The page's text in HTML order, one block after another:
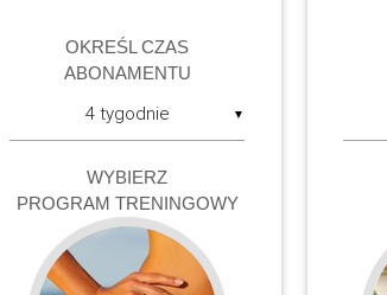
OKREŚL CZAS
ABONAMENTU
▼
WYBIERZ
PROGRAM TRENINGOWY